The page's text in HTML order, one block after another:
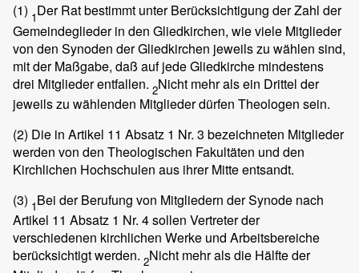
(1) 1Der Rat bestimmt unter Berücksichtigung der Zahl der
Gemeindeglieder in den Gliedkirchen, wie viele Mitglieder
von den Synoden der Gliedkirchen jeweils zu wählen sind,
mit der Maßgabe, daß auf jede Gliedkirche mindestens
drei Mitglieder entfallen. 2Nicht mehr als ein Drittel der
jeweils zu wählenden Mitglieder dürfen Theologen sein.
(2) Die in Artikel 11 Absatz 1 Nr. 3 bezeichneten Mitglieder
werden von den Theologischen Fakultäten und den
Kirchlichen Hochschulen aus ihrer Mitte entsandt.
(3) 1Bei der Berufung von Mitgliedern der Synode nach
Artikel 11 Absatz 1 Nr. 4 sollen Vertreter der
verschiedenen kirchlichen Werke und Arbeitsbereiche
berücksichtigt werden. 2Nicht mehr als die Hälfte der